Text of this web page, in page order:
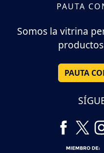
PAUTA
Somos la vitrina
PAUTA